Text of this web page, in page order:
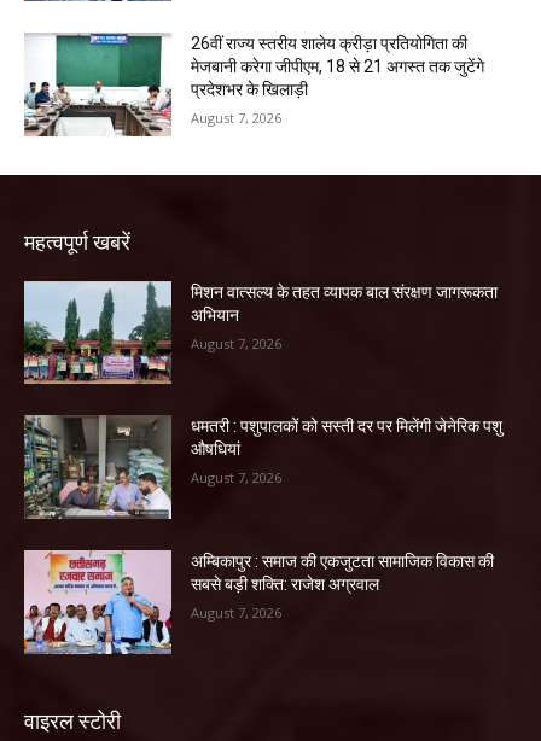
26वीं राज्य स्तरीय शालेय क्रीड़ा प्रतियोगिता की
मेजबानी करेगा जीपीएम, 18 से 21 अगस्त तक जुटेंगे
प्रदेशभर के खिलाड़ी
August 7, 2026
महत्वपूर्ण खबरें
मिशन वात्सल्य के तहत व्यापक बाल संरक्षण जागरूकता
अभियान
August 7, 2026
धमतरी : पशुपालकों को सस्ती दर पर मिलेंगी जेनेरिक पशु
औषधियां
August 7, 2026
अम्बिकापुर : समाज की एकजुटता सामाजिक विकास की
सबसे बड़ी शक्ति: राजेश अग्रवाल
August 7, 2026
वाइरल स्टोरी